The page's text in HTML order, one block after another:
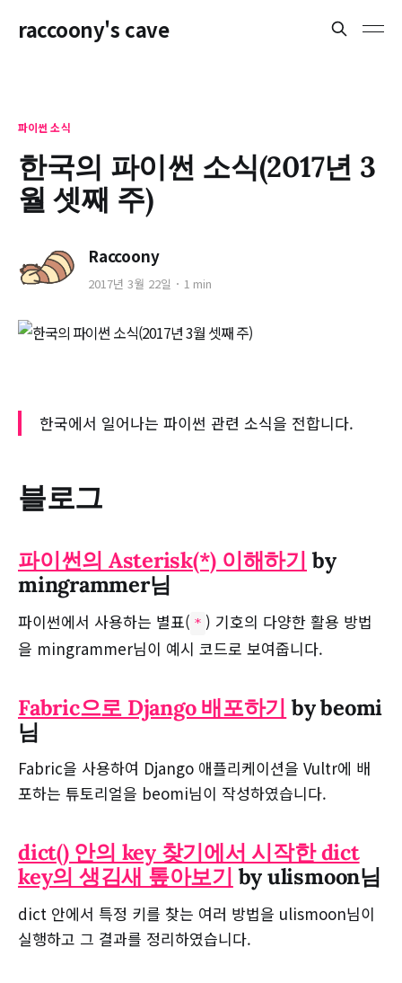
raccoony's cave
파이썬 소식
한국의 파이썬 소식(2017년 3
월 셋째 주)
Raccoony
2017년 3월 22일 1 min
한국에서 일어나는 파이썬 관련 소식을 전합니다.
블로그
파이썬의 Asterisk(*) 이해하기 by
mingrammer님
파이썬에서 사용하는 별표( * ) 기호의 다양한 활용 방법
을 mingrammer님이 예시 코드로 보여줍니다.
Fabric으로 Django 배포하기 by beomi
님
Fabric을 사용하여 Django 애플리케이션을 Vultr에 배
포하는 튜토리얼을 beomi님이 작성하였습니다.
dict() 안의 key 찾기에서 시작한 dict
key의 생김새 톺아보기 by ulismoon님
dict 안에서 특정 키를 찾는 여러 방법을 ulismoon님이
실행하고 그 결과를 정리하였습니다.